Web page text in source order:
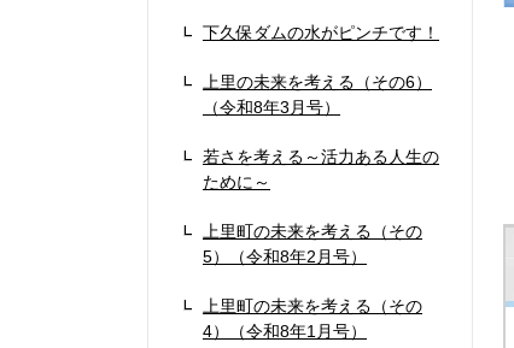
下久保ダムの水がピンチです！
上里の未来を考える（その6）
（令和8年3月号）
若さを考える～活力ある人生の
ために～
上里町の未来を考える（その
5）（令和8年2月号）
上里町の未来を考える（その
4）（令和8年1月号）